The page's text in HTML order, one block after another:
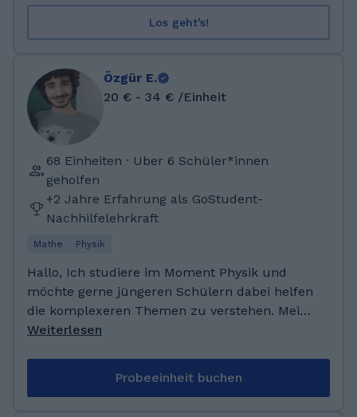
Ergebnisse erzielen.
Los geht’s!
Özgür E.
20 € - 34 € /Einheit
68 Einheiten · Uber 6 Schüler*innen
geholfen
+2 Jahre Erfahrung als GoStudent-
Nachhilfelehrkraft
Mathe Physik
Hallo, Ich studiere im Moment Physik und
möchte gerne jüngeren Schülern dabei helfen
die komplexeren Themen zu verstehen. Mein
Ziel ist es ihnen zu zeigen wie schön die
Weiterlesen
Probeeinheit buchen